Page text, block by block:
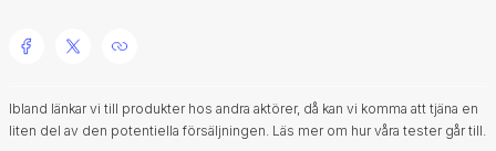
Ibland länkar vi till produkter hos andra aktörer, då kan vi komma att tjäna en
liten del av den potentiella försäljningen. Läs mer om hur våra tester går till.